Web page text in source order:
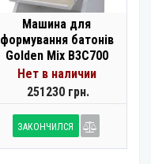
Машина для
формування батонів
Golden Mix B3C700
Нет в наличии
251230 грн.
ЗАКОНЧИЛСЯ